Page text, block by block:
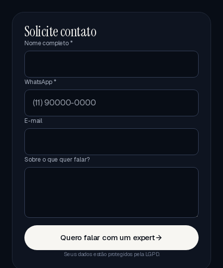
Solicite contato
Nome completo *
WhatsApp *
E-mail
Sobre o que quer falar?
Quero falar com um expert
Seus dados estão protegidos pela LGPD.